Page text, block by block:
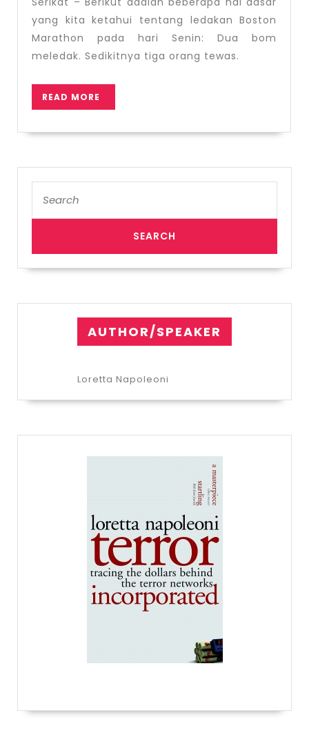
Amerika
Serikat
yang kita ketahui tentang ledakan Boston
Marathon pada hari Senin: Dua bom
meledak. Sedikitnya tiga orang tewas.
READ MORE
MORE
for:
AUTHOR/SPEAKER
Loretta Napoleoni